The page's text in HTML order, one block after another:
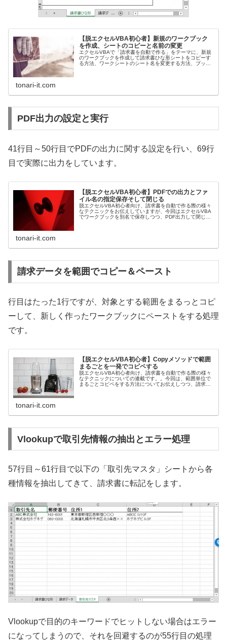
【脱エクセルVBA初心者】新規のワークブック
を作成、シートのコピーと名前の変更
エクセルVBAで「請求書を自動で作る」をテーマに、新規
のワークブックを作成して請求書ひな形シートをコピーす
る方法、ワークシートのシート名を変更する方法、ブック
tonari-it.com
PDF出力の設定と実行
41行目～50行目でPDFの出力に関する設定を行い、69行
目で実際に出力をしています。
【脱エクセルVBA初心者】PDFでの出力とファ
イル名の指定保存そして閉じる
脱エクセルVBA初心者向け、請求書を自動で作る際の様々
なテクニックをお伝えしていますが、今回はエクセルVBA
でワークブックを別名で保存しつつ、PDF出力して閉じる
tonari-it.com
請求データを範囲でコピー＆ペースト
行目はたった1行ですが、対象とする範囲をまるっとコピ
ーして、新しく作ったワークブックにペーストをする処理
です。
【脱エクセルVBA初心者】Copyメソッドで範囲
まるごとを一発でコピペする
脱エクセルVBA初心者向け、請求書を自動で作る際の様々
なテクニックについての連載です。。今回は、範囲単位で
まるごとコピペをする方法についてお伝えしつつ、請求書
tonari-it.com
Vlookupで取引先情報の抽出とエラー処理
57行目～61行目で以下の「取引先マスタ」シートから各
種情報を抽出してきて、請求書に転記をします。
Vlookupで目的のキーワードでヒットしない場合はエラー
になってしまうので、それを回避するのが55行目の処理